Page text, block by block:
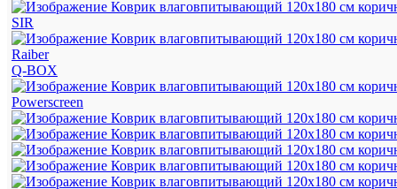
SIR
Raiber
Q-BOX
Powerscreen